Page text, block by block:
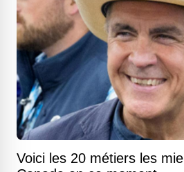
Voici les 20 métiers les